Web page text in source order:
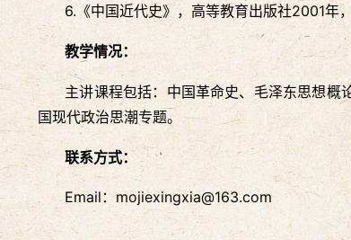
6.《中国近代史》，高等教育出版社2001年
教学情况：
主讲课程包括：中国革命史、毛泽东思想概
国现代政治思潮专题。
联系方式：
Email：mojiexingxia@163.com